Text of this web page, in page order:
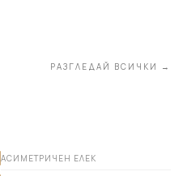
РАЗГЛЕДАЙ ВСИЧКИ →
АСИМЕТРИЧЕН ЕЛЕК